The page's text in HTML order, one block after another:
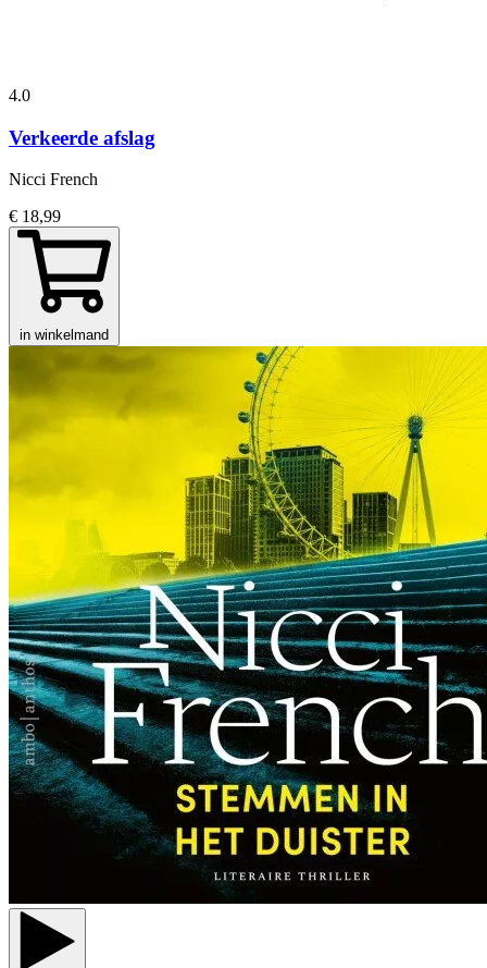
4.0
Verkeerde afslag
Nicci French
€ 18,99
in winkelmand